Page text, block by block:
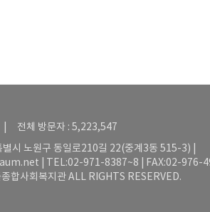
전체 방문자 : 5,223,547
시 노원구 동일로210길 22(중계3동 515-3) |
| TEL:02-971-8387~8 | FAX:02-976-
합사회복지관 ALL RIGHTS RESERVED.